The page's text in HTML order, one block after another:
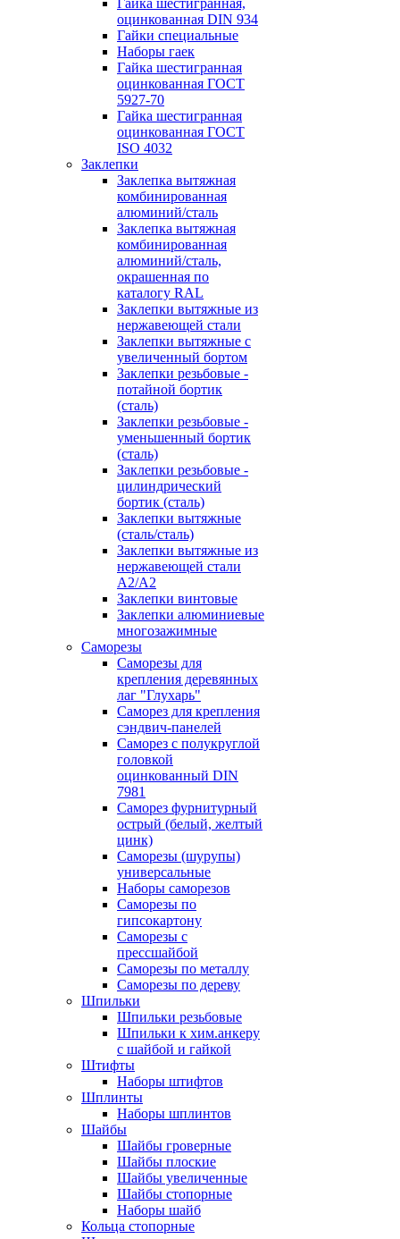
Гайка шестигранная,
оцинкованная DIN 934
Гайки специальные
Наборы гаек
Гайка шестигранная
оцинкованная ГОСТ
5927-70
Гайка шестигранная
оцинкованная ГОСТ
ISO 4032
Заклепки
Заклепка вытяжная
комбинированная
алюминий/сталь
Заклепка вытяжная
комбинированная
алюминий/сталь,
окрашенная по
каталогу RAL
Заклепки вытяжные из
нержавеющей стали
Заклепки вытяжные с
увеличенный бортом
Заклепки резьбовые -
потайной бортик
(сталь)
Заклепки резьбовые -
уменьшенный бортик
(сталь)
Заклепки резьбовые -
цилиндрический
бортик (сталь)
Заклепки вытяжные
(сталь/сталь)
Заклепки вытяжные из
нержавеющей стали
А2/А2
Заклепки винтовые
Заклепки алюминиевые
многозажимные
Саморезы
Саморезы для
крепления деревянных
лаг "Глухарь"
Саморез для крепления
сэндвич-панелей
Саморез с полукруглой
головкой
оцинкованный DIN
7981
Саморез фурнитурный
острый (белый, желтый
цинк)
Саморезы (шурупы)
универсальные
Наборы саморезов
Саморезы по
гипсокартону
Саморезы с
прессшайбой
Саморезы по металлу
Саморезы по дереву
Шпильки
Шпильки резьбовые
Шпильки к хим.анкеру
с шайбой и гайкой
Штифты
Наборы штифтов
Шплинты
Наборы шплинтов
Шайбы
Шайбы гроверные
Шайбы плоские
Шайбы увеличенные
Шайбы стопорные
Наборы шайб
Кольца стопорные